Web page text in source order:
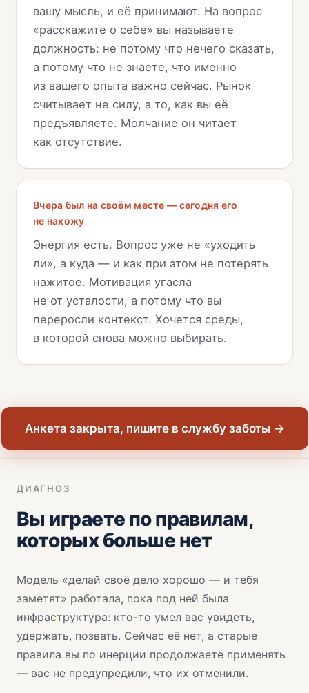
вашу мысль, и её принимают. На вопрос
«расскажите о себе» вы называете
должность: не потому что нечего сказать,
а потому что не знаете, что именно
из вашего опыта важно сейчас. Рынок
считывает не силу, а то, как вы её
предъявляете. Молчание он читает
как отсутствие.
Вчера был на своём месте — сегодня его
не нахожу
Энергия есть. Вопрос уже не «уходить
ли», а куда — и как при этом не потерять
нажитое. Мотивация угасла
не от усталости, а потому что вы
переросли контекст. Хочется среды,
в которой снова можно выбирать.
Анкета закрыта, пишите в службу заботы →
ДИАГНОЗ
Вы играете по правилам,
которых больше нет
Модель «делай своё дело хорошо — и тебя
заметят» работала, пока под ней была
инфраструктура: кто-то умел вас увидеть,
удержать, позвать. Сейчас её нет, а старые
правила вы по инерции продолжаете применять
— вас не предупредили, что их отменили.